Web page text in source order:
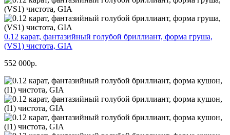
0.12 карат, фантазийный голубой бриллиант, форма груша,
(VS1) чистота, GIA
552 000р.